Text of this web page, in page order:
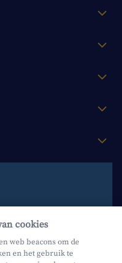
cookies
web beacons om de
en het gebruik te